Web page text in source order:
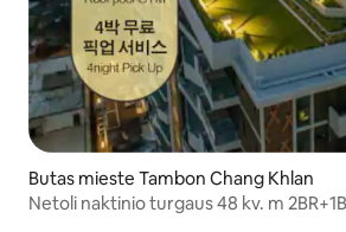
Butas mieste Tambon Chang Khlan
Netoli naktinio turgaus 48 kv. m